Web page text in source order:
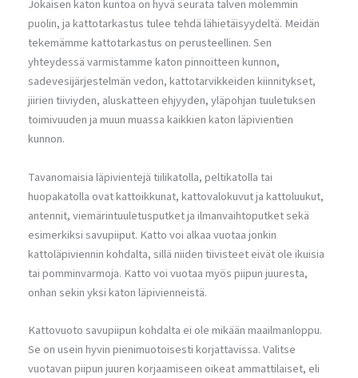
Jokaisen katon kuntoa on hyvä seurata talven molemmin
puolin, ja kattotarkastus tulee tehdä lähietäisyydeltä. Meidän
tekemämme kattotarkastus on perusteellinen. Sen
yhteydessä varmistamme katon pinnoitteen kunnon,
sadevesijärjestelmän vedon, kattotarvikkeiden kiinnitykset,
jiirien tiiviyden, aluskatteen ehjyyden, yläpohjan tuuletuksen
toimivuuden ja muun muassa kaikkien katon läpivientien
kunnon.
Tavanomaisia läpivientejä tiilikatolla, peltikatolla tai
huopakatolla ovat kattoikkunat, kattovalokuvut ja kattoluukut,
antennit, viemärintuuletusputket ja ilmanvaihtoputket sekä
esimerkiksi savupiiput. Katto voi alkaa vuotaa jonkin
kattoläpiviennin kohdalta, sillä niiden tiivisteet eivät ole ikuisia
tai pomminvarmoja. Katto voi vuotaa myös piipun juuresta,
onhan sekin yksi katon läpivienneistä.
Kattovuoto savupiipun kohdalta ei ole mikään maailmanloppu.
Se on usein hyvin pienimuotoisesti korjattavissa. Valitse
vuotavan piipun juuren korjaamiseen oikeat ammattilaiset, eli